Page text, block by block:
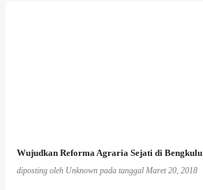
Wujudkan Reforma Agraria Sejati di Bengkulu
diposting oleh Unknown pada tanggal Maret 20, 2018